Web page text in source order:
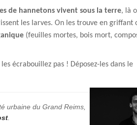
de hannetons vivent sous la terre, là
les larves. On les trouve en griffant
(feuilles mortes, bois mort,
écrabouillez pas ! Déposez-les dans le
urbaine du Grand Reims,